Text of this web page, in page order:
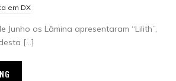
em DX
Junho os Lâmina apresentaram “Lilith”,
[…]